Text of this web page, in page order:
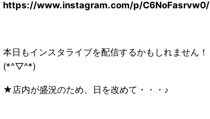
https://www.instagram.com/p/C6NoFasrvw0/
本日もインスタライブを配信するかもしれません！
(*^▽^*)
★店内が盛況のため、日を改めて・・・♪